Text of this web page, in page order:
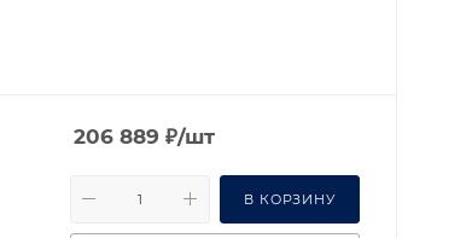
206 889 ₽/шт
В КОРЗИНУ